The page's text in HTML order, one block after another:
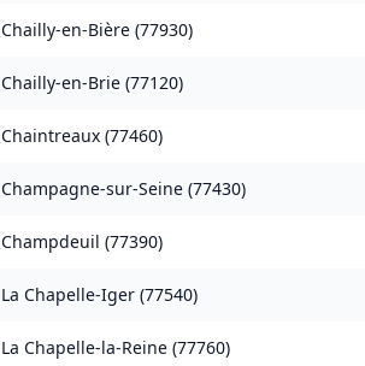
Chailly-en-Bière (77930)
Chailly-en-Brie (77120)
Chaintreaux (77460)
Champagne-sur-Seine (77430)
Champdeuil (77390)
La Chapelle-Iger (77540)
La Chapelle-la-Reine (77760)